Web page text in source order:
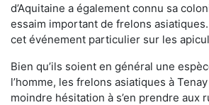
d’Aquitaine a également connu sa
essaim important de frelons asiatiques.
cet événement particulier sur les
Bien qu’ils soient en général une
l’homme, les frelons asiatiques à Tenay
moindre hésitation à s’en prendre aux